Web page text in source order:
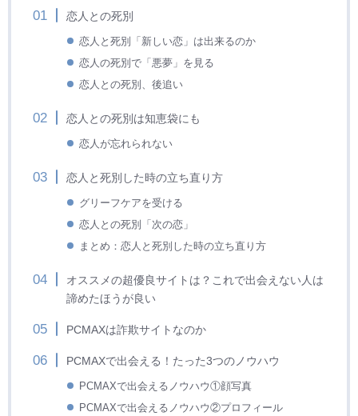
恋人との死別
恋人と死別「新しい恋」は出来るのか
恋人の死別で「悪夢」を見る
恋人との死別、後追い
恋人との死別は知恵袋にも
恋人が忘れられない
恋人と死別した時の立ち直り方
グリーフケアを受ける
恋人との死別「次の恋」
まとめ：恋人と死別した時の立ち直り方
オススメの超優良サイトは？これで出会えない人は
諦めたほうが良い
PCMAXは詐欺サイトなのか
PCMAXで出会える！たった3つのノウハウ
PCMAXで出会えるノウハウ①顔写真
PCMAXで出会えるノウハウ②プロフィール